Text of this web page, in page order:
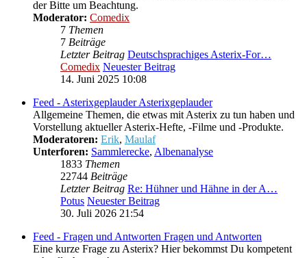
der Bitte um Beachtung.
Moderator: Comedix
7 Themen
7 Beiträge
Letzter Beitrag Deutschsprachiges Asterix-For…
Comedix Neuester Beitrag
14. Juni 2025 10:08
Feed - AsterixgeplauderAsterixgeplauder
Allgemeine Themen, die etwas mit Asterix zu tun haben und
Vorstellung aktueller Asterix-Hefte, -Filme und -Produkte.
Moderatoren: Erik, Maulaf
Unterforen: Sammlerecke, Albenanalyse
1833 Themen
22744 Beiträge
Letzter Beitrag Re: Hühner und Hähne in der A…
Potus Neuester Beitrag
30. Juli 2026 21:54
Feed - Fragen und Antworten Fragen und Antworten
Eine kurze Frage zu Asterix? Hier bekommst Du kompetent